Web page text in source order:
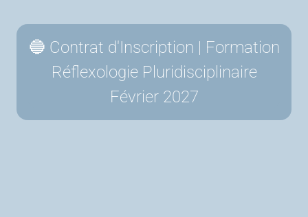
🔵 Contrat d'Inscription | Formation
Réflexologie Pluridisciplinaire
Février 2027